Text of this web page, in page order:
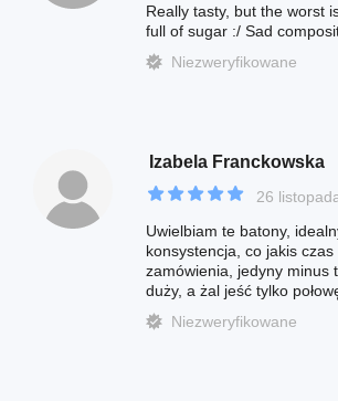
Really tasty, but the worst
full of sugar :/ Sad
Niezweryfikowane
Izabela Franckowska
26
Uwielbiam te batony,
konsystencja, co jakis
zamówienia, jedyny minus
duży, a żal jeść tylko
Niezweryfikowane